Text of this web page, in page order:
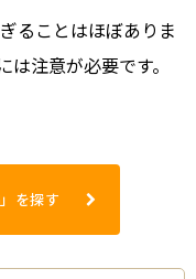
ることはほぼありま
注意が必要です。
を探す